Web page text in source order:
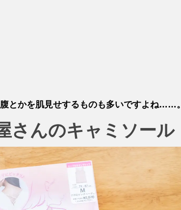
とかを肌見せするものも多いですよね……。
さんのキャミソール